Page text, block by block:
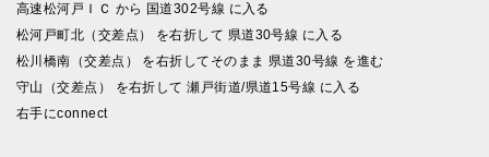
高速松河戸ＩＣ から 国道302号線 に入る
松河戸町北（交差点） を右折して 県道30号線 に入る
松川橋南（交差点） を右折してそのまま 県道30号線 を進む
守山（交差点） を右折して 瀬戸街道/県道15号線 に入る
右手にconnect